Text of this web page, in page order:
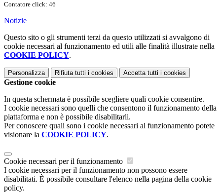
Contatore click: 46
Notizie
Questo sito o gli strumenti terzi da questo utilizzati si avvalgono di
cookie necessari al funzionamento ed utili alle finalità illustrate nella
COOKIE POLICY.
Personalizza Rifiuta tutti i cookies Accetta tutti i cookies
Gestione cookie
In questa schermata è possibile scegliere quali cookie consentire.
I cookie necessari sono quelli che consentono il funzionamento della
piattaforma e non è possibile disabilitarli.
Per conoscere quali sono i cookie necessari al funzionamento potete
visionare la COOKIE POLICY.
Cookie necessari per il funzionamento
I cookie necessari per il funzionamento non possono essere
disabilitati. È possibile consultare l'elenco nella pagina della cookie
policy.